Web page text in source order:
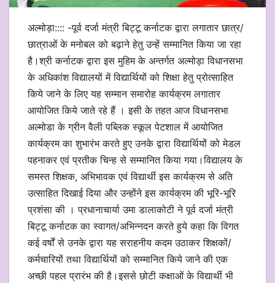
अल्मोड़ा:::: -पूर्व दर्जा मंत्री बिट्टू कर्नाटक द्वारा लगातार छात्र/
छात्राओं के मनोबल को बढ़ाने हेतु उन्हें सम्मानित किया जा रहा
है।श्री कर्नाटक द्वारा इस मुहिम के अन्तर्गत अल्मोड़ा विधानसभा
के अधिकांश विद्यालयों में विद्यार्थियों को शिक्षा हेतु प्रोत्साहित
किये जाने के लिए यह सम्मान समारोह कार्यक्रम लगातार
आयोजित किये जाते रहे हैं । इसी के तहत आज विधानसभा
अल्मोडा के ग्रीन वैली पब्लिक स्कूल पेटशाल में आयोजित
कार्यक्रम का शुभारंभ करते हुए उनके द्वारा विद्यार्थियों को मेडल
पहनाकर एवं प्रतीक चिन्ह से सम्मानित किया गया।विद्यालय के
समस्त शिक्षक, अभिभावक एवं विद्यार्थी इस कार्यक्रम से अति
उत्साहित दिखाई दिया और उन्होंने इस कार्यक्रम की भूरि-भूरि
प्रशंसा की । प्रधानाचार्या उमा डालाकोटी ने पूर्व दर्जा मंत्री
बिट्टू कर्नाटक का स्वागत/अभिन्नदन करते हुये कहा कि विगत
कई वर्षों से उनके द्वारा यह सराहनीय कदम उठाकर शिक्षकों/
कर्मचारियों तथा विद्यार्थियों को सम्मानित किये जाने की एक
अच्छी पहल प्रारंभ की है।इससे छोटी कक्षाओं के विद्यार्थी भी